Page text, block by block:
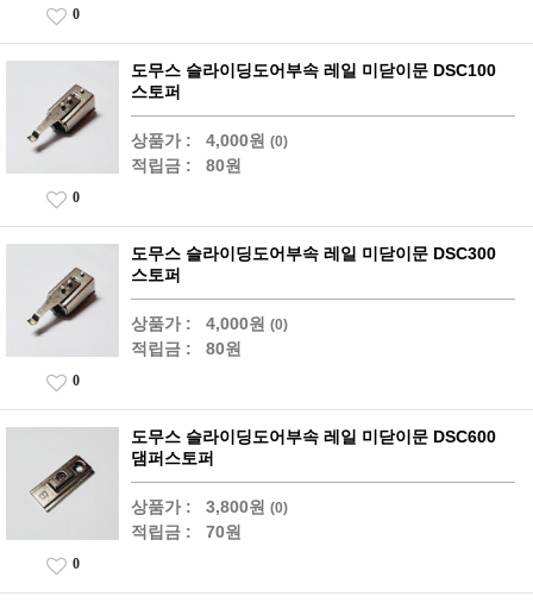
0
도무스 슬라이딩도어부속 레일 미닫이문 DSC100
스토퍼
상품가 : 4,000원 (0)
적립금 : 80원
0
도무스 슬라이딩도어부속 레일 미닫이문 DSC300
스토퍼
상품가 : 4,000원 (0)
적립금 : 80원
0
도무스 슬라이딩도어부속 레일 미닫이문 DSC600
댐퍼스토퍼
상품가 : 3,800원 (0)
적립금 : 70원
0